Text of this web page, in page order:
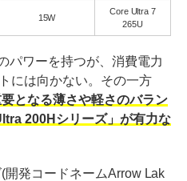
15W
Core Ultra 7
265U
ワーを持つが、消費電力
には向かない。その一方
となる薄さや軽さのバラン
200Hシリーズ」が有力な
発コードネームArrow Lak